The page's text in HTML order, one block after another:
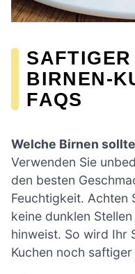
BIRNEN-
FAQS
Welche Birnen
Verwenden Sie
den besten
Feuchtigkeit. Achten
keine dunklen
hinweist. So wird Ihr
Kuchen noch